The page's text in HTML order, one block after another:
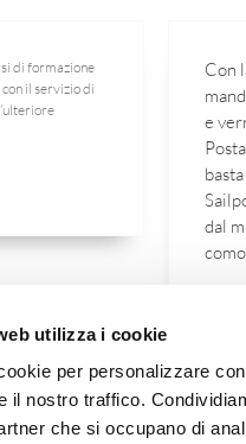
utilizza i cookie
per personalizzare
il nostro traffico.
che si occupano di
di formazione
il servizio di
Con
e
dal